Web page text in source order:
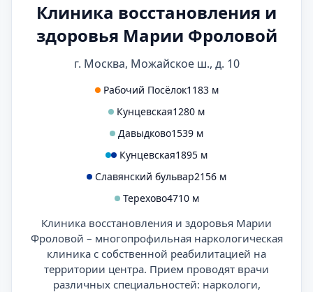
Клиника восстановления и
здоровья Марии Фроловой
г. Москва, Можайское ш., д. 10
Рабочий Посёлок1183 м
Кунцевская1280 м
Давыдково1539 м
Кунцевская1895 м
Славянский бульвар2156 м
Терехово4710 м
Клиника восстановления и здоровья Марии
Фроловой – многопрофильная наркологическая
клиника с собственной реабилитацией на
территории центра. Прием проводят врачи
различных специальностей: наркологи,